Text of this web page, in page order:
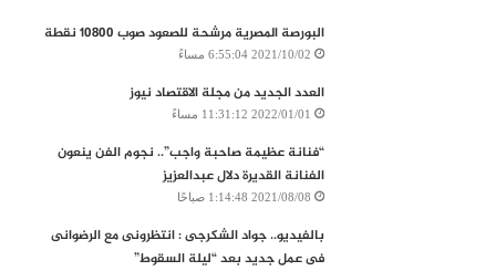
البورصة المصرية‭ ‬مرشحة‭ ‬للصعود‭ ‬صوب‭ ‬10800‭ ‬نقطة
2021/10/02 6:55:04 مساءً
العدد الجديد من مجلة الاقتصاد نيوز
2022/01/01 11:31:12 مساءً
“فنانة عظيمة صاحبة واجب”.. نجوم الفن ينعون
الفنانة القديرة دلال عبدالعزيز
2021/08/08 1:14:48 صباحًا
بالفيديو.. جواد الشكرجى : انتظرونى مع الرضوانى
فى عمل جديد بعد “ليلة السقوط”